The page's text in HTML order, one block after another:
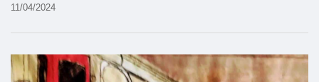
11/04/2024